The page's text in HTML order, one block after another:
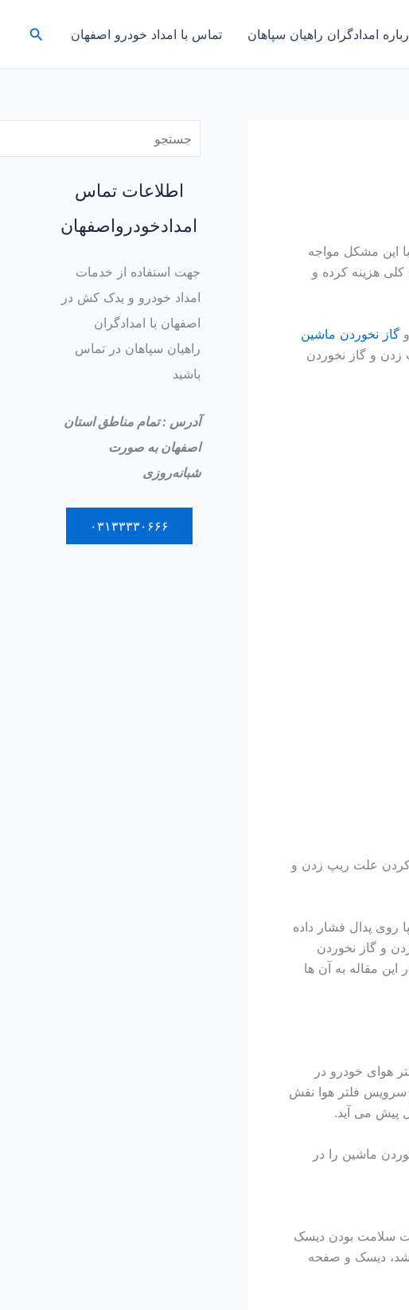
امدادگران راهیان سپاهان تماس با امداد خودرو اصفهان جستجو
با این مشکل مواجه
هزینه کرده و
و گاز نخوردن ماشین
و گاز نخوردن
کردن علت ریپ زدن و
پدال فشار داده
و گاز نخوردن
مقاله به آن ها
هوای خودرو در
سرویس فلتر هوا نقش
پیش می آید.
ماشین را در
سلامت بودن دیسک
نشد، دیسک و صفحه
س
اطلاعات تماس
امدادخودرواصفهان
جهت استفاده از خدمات
امداد خودرو و یدک کش در
اصفهان با امدادگران
راهیان سپاهان در تماس
باشید
آدرس : تمام مناطق استان
اصفهان به صورت
شبانه‌روزی
۰۳۱۳۳۳۳۰۶۶۶